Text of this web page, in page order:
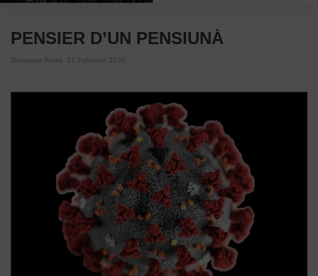
PENSIER D’UN PENSIUNÀ
Giuseppe Reiss 27 Febbraio 2020